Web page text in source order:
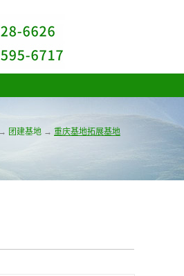
→ 团建基地 → 重庆基地拓展基地